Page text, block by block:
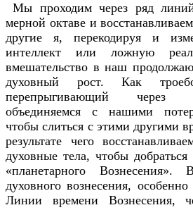
Мы проходим через ряд
мерной октаве и
другие я, перекодируя и
интеллект или ложную
вмешательство в наш
духовный рост. Как
перепрыгивающий через
объединяемся с нашими
чтобы слиться с этими другими
результате чего
духовные тела, чтобы
«планетарного
духовного вознесения,
Линии времени Вознесения,